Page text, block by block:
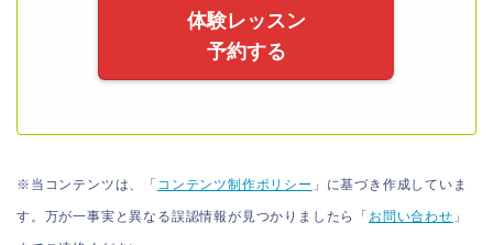
体験レッスン
予約する
※当コンテンツは、「 コンテンツ制作ポリシー 」に基づき作成していま
す。万が一事実と異なる誤認情報が見つかりましたら「 お問い合わせ 」